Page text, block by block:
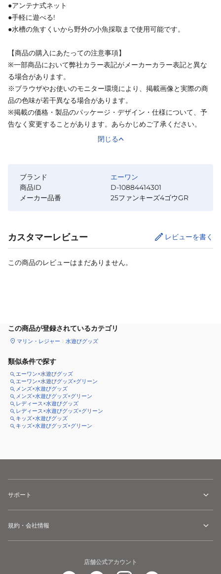
●アンテナ式ネット
●手軽に遊べる!
●水槽の魚すくいから野外の小魚採取まで使用可能です。
【商品の購入にあたっての注意事項】
※一部商品において弊社カラー表記がメーカーカラー表記と異な
る場合があります。
※ブラウザやお使いのモニター環境により、掲載画像と実際の商
品の色味が若干異なる場合があります。
※掲載の価格・製品のパッケージ・デザイン・仕様について、予
告なく変更することがあります。あらかじめご了承ください。
閉じる
ブランド
エーワン
商品ID
D-10884414301
メーカー品番
25ファンキーズ4ゴウGR
カスタマーレビュー レビューを書く
この商品のレビューはまだありません。
この商品が登録されているカテゴリ
マリン・レジャー 水遊びグッズ
類似条件で探す
エーワン×水遊びグッズ
エーワン×水遊びグッズ×グリーン
メンズ×水遊びグッズ
メンズ×水遊びグッズ×グリーン
レディース×水遊びグッズ
レディース×水遊びグッズ×グリーン
キッズ×水遊びグッズ
キッズ×水遊びグッズ×グリーン
サポート
規約・会社情報
店舗公式アカウント